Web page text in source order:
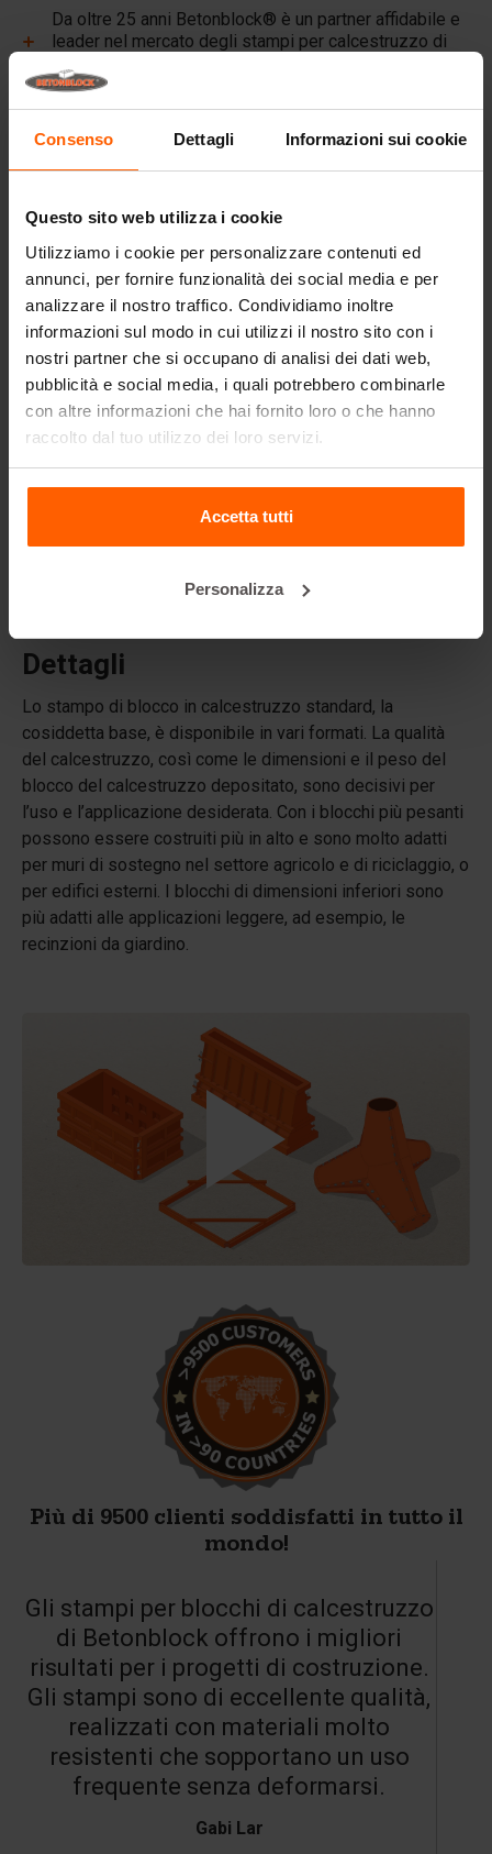
Consenso Dettagli Informazioni sui cookie
Questo sito web utilizza i cookie
Utilizziamo i cookie per personalizzare contenuti ed
annunci, per fornire funzionalità dei social media e per
analizzare il nostro traffico. Condividiamo inoltre
informazioni sul modo in cui utilizzi il nostro sito con i
nostri partner che si occupano di analisi dei dati web,
pubblicità e social media, i quali potrebbero combinarle
con altre informazioni che hai fornito loro o che hanno
raccolto dal tuo utilizzo dei loro servizi.
Accetta tutti
Personalizza
Da oltre 25 anni Betonblock® è un partner affidabile e
leader nel mercato degli stampi per calcestruzzo di
Link utili
Attrezzature di movimentazione
Accessori
Ricambi
Domande frequenti
Di quale materiale sono fatti gli stampi?
Betonblock® vende blocchi di calcestruzzo?
Betonblock® noleggia stampi?
Dettagli
Lo stampo di blocco in calcestruzzo standard, la
cosiddetta base, è disponibile in vari formati. La qualità
del calcestruzzo, così come le dimensioni e il peso del
blocco del calcestruzzo depositato, sono decisivi per
l’uso e l’applicazione desiderata. Con i blocchi più pesanti
possono essere costruiti più in alto e sono molto adatti
per muri di sostegno nel settore agricolo e di riciclaggio, o
per edifici esterni. I blocchi di dimensioni inferiori sono
più adatti alle applicazioni leggere, ad esempio, le
recinzioni da giardino.
Più di 9500 clienti soddisfatti in tutto il
mondo!
Gli stampi per blocchi di calcestruzzo
di Betonblock offrono i migliori
risultati per i progetti di costruzione.
Gli stampi sono di eccellente qualità,
realizzati con materiali molto
resistenti che sopportano un uso
frequente senza deformarsi.
Gabi Lar